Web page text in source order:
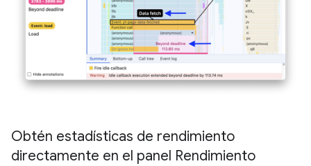
Obtén estadísticas de rendimiento
directamente en el panel Rendimiento